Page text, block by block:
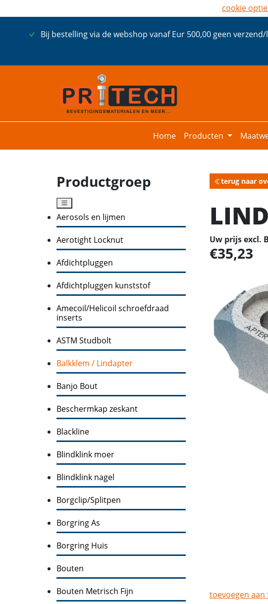
Bij bestelling via de webshop vanaf Eur 500,00 geen
Home Producten
Productgroep
Aerosols en lijmen
Aerotight Locknut
Afdichtpluggen
Afdichtpluggen kunststof
Amecoil/Helicoil schroefdraad
inserts
ASTM Studbolt
Balkklem / Lindapter
Banjo Bout
Beschermkap zeskant
Blackline
Blindklink moer
Blindklink nagel
Borgclip/Splitpen
Borgring As
Borgring Huis
Bouten
Bouten Metrisch Fijn
terug naar
Uw prijs excl.
35,23
toevoegen aan
cookie